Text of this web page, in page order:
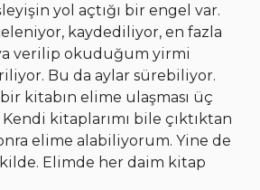
yol açtığı bir engel var.
kaydediliyor, en fazla
verilip okuduğum yirmi
Bu da aylar sürebiliyor.
kitabın elime ulaşması üç
kitaplarımı bile çıktıktan
elime alabiliyorum. Yine de
Elimde her daim kitap